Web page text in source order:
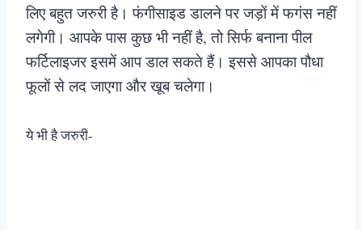
लिए बहुत जरुरी है। फंगीसाइड डालने पर जड़ों में फगंस नहीं
लगेगी। आपके पास कुछ भी नहीं है, तो सिर्फ बनाना पील
फर्टिलाइजर इसमें आप डाल सकते हैं। इससे आपका पौधा
फूलों से लद जाएगा और खूब चलेगा।
ये भी है जरुरी-